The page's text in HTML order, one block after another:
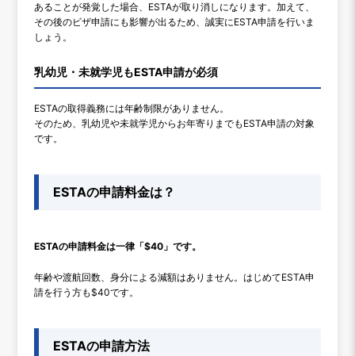
あることが発覚した場合、ESTAが取り消しになります。加えて、
その後のビザ申請にも影響が出るため、誠実にESTA申請を行いま
しょう。
乳幼児・未就学児もESTA申請が必須
ESTAの取得義務には年齢制限がありません。
そのため、乳幼児や未就学児からお年寄りまでもESTA申請の対象
です。
ESTAの申請料金は？
ESTAの申請料金は一律「$40」です。
年齢や渡航回数、身分による減額はありません。はじめてESTA申
請を行う方も$40です。
ESTAの申請方法